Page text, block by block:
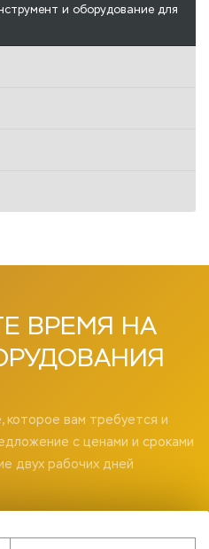
и оборудование для
ВРЕМЯ НА
которое вам требуется и
с ценами и сроками
двух рабочих дней